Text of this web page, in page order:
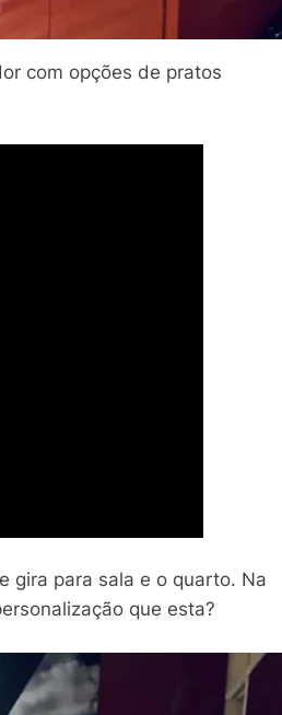
com opções de pratos
gira para sala e o quarto. Na
que esta?